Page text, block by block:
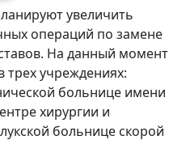
увеличить
операций по замене
На данный момент
трех учреждениях:
больнице имени
хирургии и
больнице скорой